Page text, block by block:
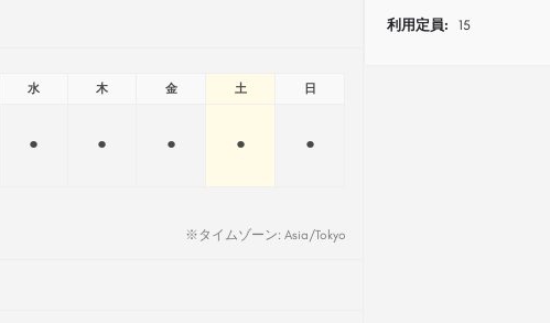
水 木 金 土 日
● ● ● ● ●
※タイムゾーン: Asia/Tokyo
利用定員: 15